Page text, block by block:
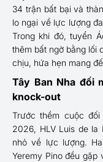
34 trận bất bại và
lo ngại về lực lượng
Trong khi đó, tuyển
thêm bất ngờ bằng lối
chịu, hứa hẹn mang
Tây Ban Nha đối
knock-out
Trước thềm cuộc
2026, HLV Luis de la
nhỏ về lực lượng.
Yeremy Pino đều gặp